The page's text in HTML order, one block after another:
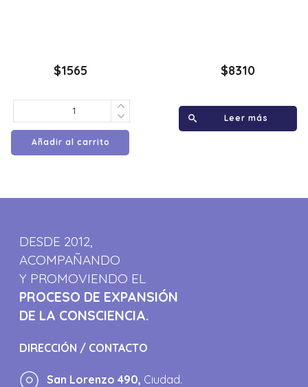
$1565
Añadir al carrito
$8310
Leer más
DESDE 2012,
ACOMPAÑANDO
Y PROMOVIENDO EL
PROCESO DE EXPANSIÓN
DE LA CONSCIENCIA.
DIRECCIÓN / CONTACTO
San Lorenzo 490, Ciudad.